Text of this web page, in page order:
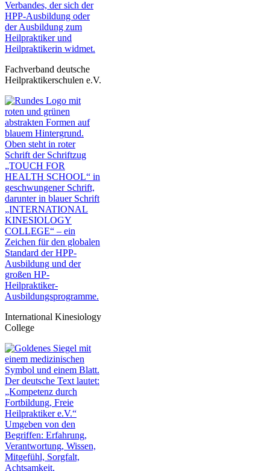
Fachverband deutsche
Heilpraktikerschulen e.V.
International Kinesiology
College